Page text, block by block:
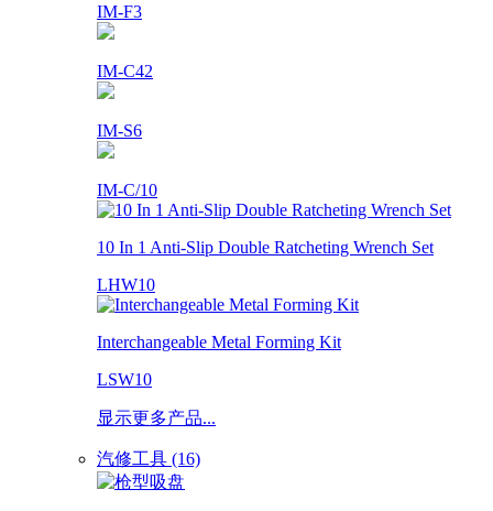
IM-F3
IM-C42
IM-S6
IM-C/10
10 In 1 Anti-Slip Double Ratcheting Wrench Set
LHW10
Interchangeable Metal Forming Kit
LSW10
显示更多产品...
汽修工具 (16)